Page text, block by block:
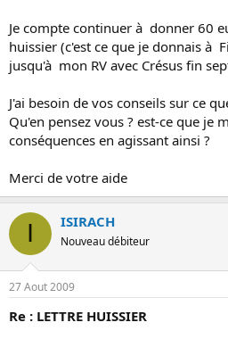
Je compte continuer à donner 60
huissier (c'est ce que je donnais à
jusqu'à mon RV avec Crésus fin
J'ai besoin de vos conseils sur ce
Qu'en pensez vous ? est-ce que je
conséquences en agissant ainsi ?
Merci de votre aide
I ISIRACH
Nouveau débiteur
27 Aout 2009
Re : LETTRE HUISSIER